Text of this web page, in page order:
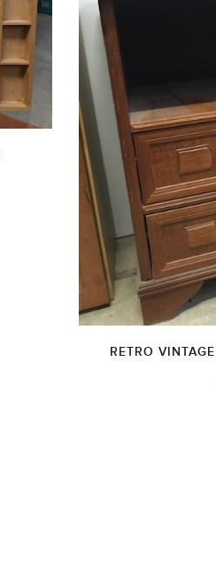
RETRO